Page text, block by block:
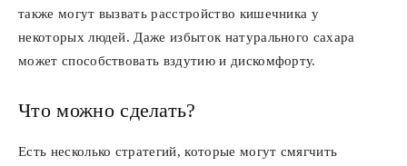
также могут вызвать расстройство кишечника у
некоторых людей. Даже избыток натурального сахара
может способствовать вздутию и дискомфорту.
Что можно сделать?
Есть несколько стратегий, которые могут смягчить